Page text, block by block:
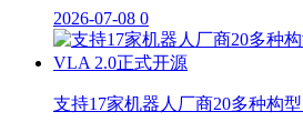
2026-07-08 0
支持17家机器人厂商20多种构